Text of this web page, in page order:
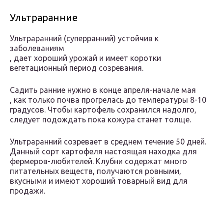
Ультраранние
Ультраранний (суперранний) устойчив к
заболеваниям
, дает хороший урожай и имеет коротки
вегетационный период созревания.
Садить ранние нужно в конце апреля-начале мая
, как только почва прогрелась до температуры 8-10
градусов. Чтобы картофель сохранился надолго,
следует подождать пока кожура станет толще.
Ультраранний созревает в среднем течение 50 дней.
Данный сорт картофеля настоящая находка для
фермеров-любителей. Клубни содержат много
питательных веществ, получаются ровными,
вкусными и имеют хороший товарный вид для
продажи.